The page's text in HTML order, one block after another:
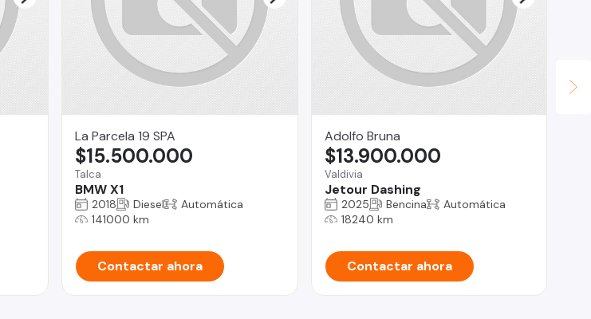
La Parcela 19 SPA
Talca
BMW X1
$15.500.000
2018 Diesel
Automática
141000 km
Contactar ahora
Adolfo Bruna
Valdivia
Jetour Dashing
$13.900.000
2025 Bencina
Automática
18240 km
Contactar ahora